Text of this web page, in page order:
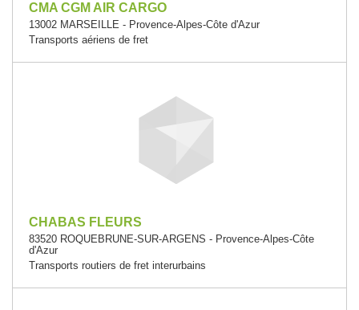
CMA CGM AIR CARGO
13002 MARSEILLE - Provence-Alpes-Côte d'Azur
Transports aériens de fret
CHABAS FLEURS
83520 ROQUEBRUNE-SUR-ARGENS - Provence-Alpes-Côte
d'Azur
Transports routiers de fret interurbains